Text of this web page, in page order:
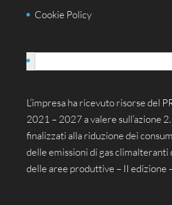
Cookie Policy
L’impresa ha ricevuto risorse del
2021 – 2027 a valere sull’azione
finalizzati alla riduzione dei
delle emissioni di gas climalteranti
delle aree produttive – II edizione